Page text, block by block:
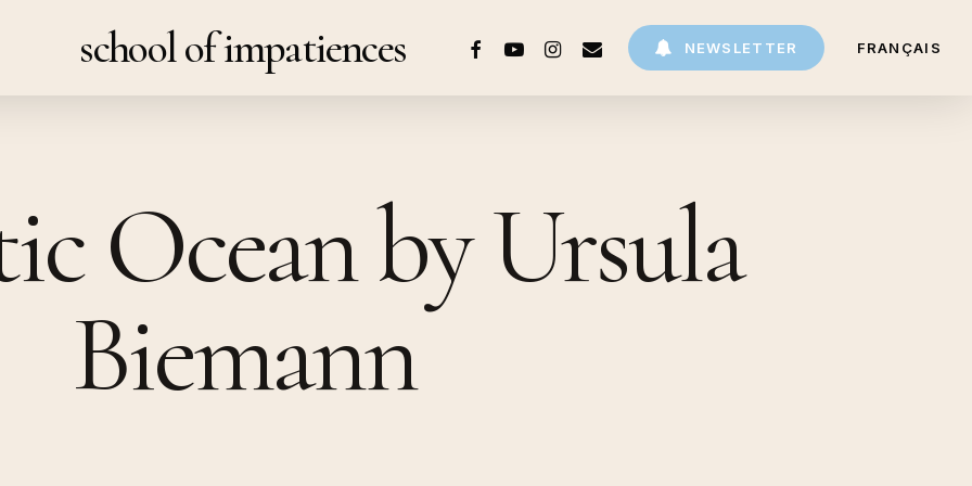
school of impatiences NEWSLETTER FRANÇAIS
FACEBOOKYOUTUBEINSTAGRAM
EMAIL
Ocean by Ursula
Biemann